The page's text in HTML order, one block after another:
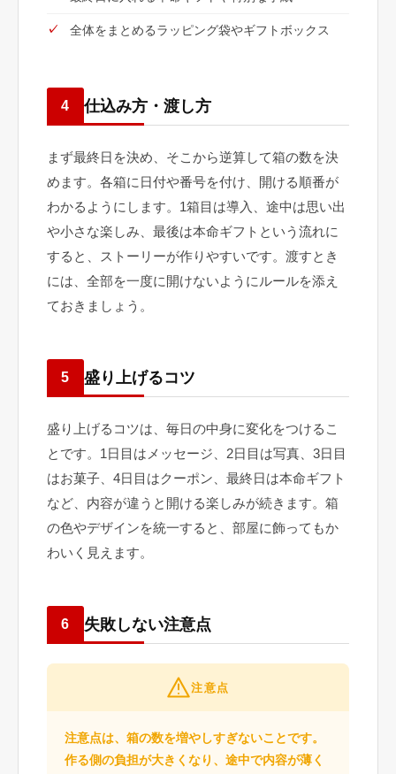
全体をまとめるラッピング袋やギフトボックス
4 仕込み方・渡し方
まず最終日を決め、そこから逆算して箱の数を決
めます。各箱に日付や番号を付け、開ける順番が
わかるようにします。1箱目は導入、途中は思い出
や小さな楽しみ、最後は本命ギフトという流れに
すると、ストーリーが作りやすいです。渡すとき
には、全部を一度に開けないようにルールを添え
ておきましょう。
5 盛り上げるコツ
盛り上げるコツは、毎日の中身に変化をつけるこ
とです。1日目はメッセージ、2日目は写真、3日目
はお菓子、4日目はクーポン、最終日は本命ギフト
など、内容が違うと開ける楽しみが続きます。箱
の色やデザインを統一すると、部屋に飾ってもか
わいく見えます。
6 失敗しない注意点
注意点
注意点は、箱の数を増やしすぎないことです。
作る側の負担が大きくなり、途中で内容が薄く